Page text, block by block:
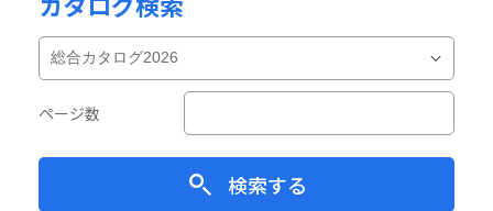
ページ数
検索する